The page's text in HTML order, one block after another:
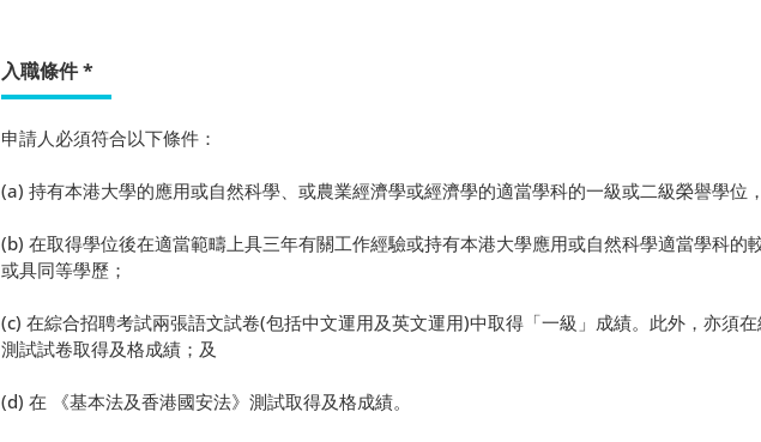
入職條件*
申請人必須符合以下條件：
(a) 持有本港大學的應用或自然科學、或農業經濟學或經濟學的適當學科的一級或二級榮譽學位
(b) 在取得學位後在適當範疇上具三年有關工作經驗或持有本港大學應用或自然科學適當學科的
或具同等學歷；
(c) 在綜合招聘考試兩張語文試卷(包括中文運用及英文運用)中取得「一級」成績。此外，亦須
測試試卷取得及格成績；及
(d) 在 《基本法及香港國安法》測試取得及格成績。